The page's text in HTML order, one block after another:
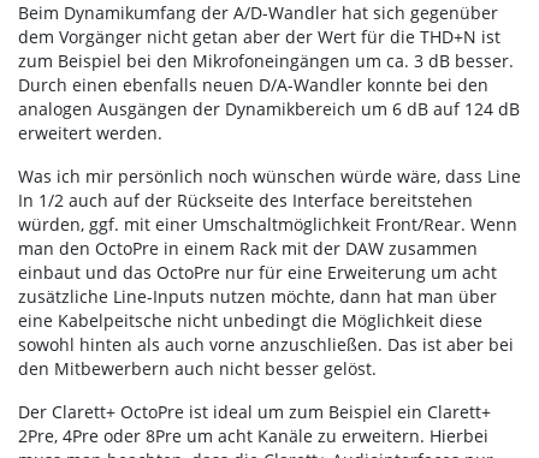
Beim Dynamikumfang der A/D-Wandler hat sich gegenüber
dem Vorgänger nicht getan aber der Wert für die THD+N ist
zum Beispiel bei den Mikrofoneingängen um ca. 3 dB besser.
Durch einen ebenfalls neuen D/A-Wandler konnte bei den
analogen Ausgängen der Dynamikbereich um 6 dB auf 124 dB
erweitert werden.
Was ich mir persönlich noch wünschen würde wäre, dass Line
In 1/2 auch auf der Rückseite des Interface bereitstehen
würden, ggf. mit einer Umschaltmöglichkeit Front/Rear. Wenn
man den OctoPre in einem Rack mit der DAW zusammen
einbaut und das OctoPre nur für eine Erweiterung um acht
zusätzliche Line-Inputs nutzen möchte, dann hat man über
eine Kabelpeitsche nicht unbedingt die Möglichkeit diese
sowohl hinten als auch vorne anzuschließen. Das ist aber bei
den Mitbewerbern auch nicht besser gelöst.
Der Clarett+ OctoPre ist ideal um zum Beispiel ein Clarett+
2Pre, 4Pre oder 8Pre um acht Kanäle zu erweitern. Hierbei